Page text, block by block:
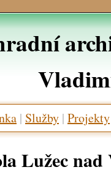
| Služby | Projekty
Lužec nad